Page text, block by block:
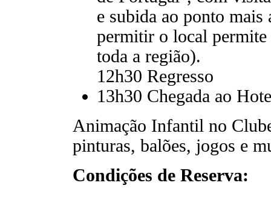
e subida ao ponto
permitir o local permite
toda a região).
12h30 Regresso
13h30 Chegada ao
Animação Infantil no
pinturas, balões, jogos e
Condições de Reserva: